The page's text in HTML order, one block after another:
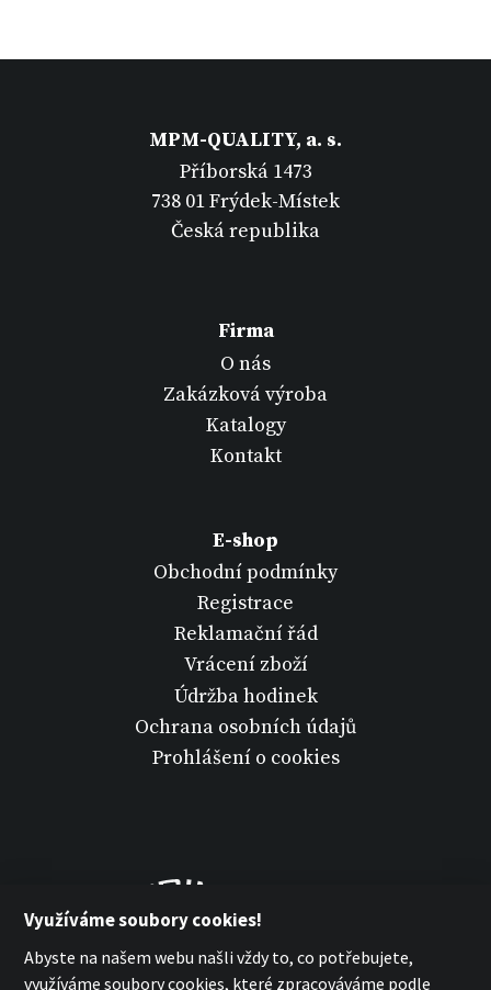
MPM-QUALITY, a. s.
Příborská 1473
738 01 Frýdek-Místek
Česká republika
Firma
O nás
Zakázková výroba
Katalogy
Kontakt
E-shop
Obchodní podmínky
Registrace
Reklamační řád
Vrácení zboží
Údržba hodinek
Ochrana osobních údajů
Prohlášení o cookies
Využíváme soubory cookies!
Abyste na našem webu našli vždy to, co potřebujete,
využíváme soubory cookies, které zpracováváme podle